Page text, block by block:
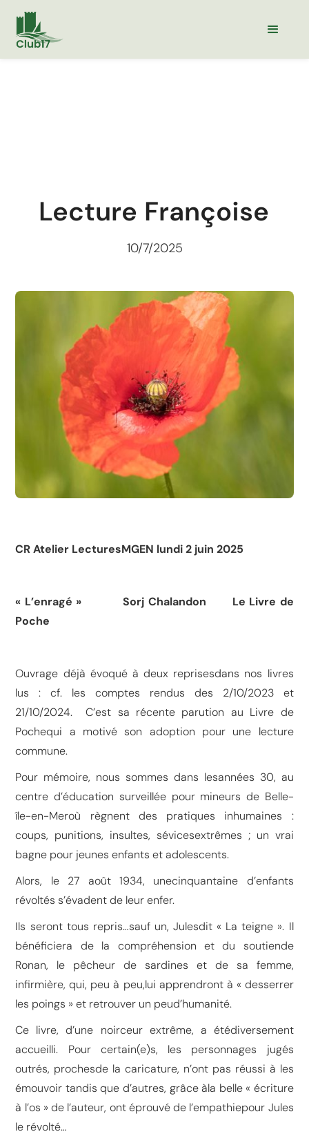
Lecture Françoise
10/7/2025
CR Atelier LecturesMGEN lundi 2 juin 2025
« L’enragé » Sorj Chalandon Le Livre de
Poche
Ouvrage déjà évoqué à deux reprisesdans nos livres
lus : cf. les comptes rendus des 2/10/2023 et
21/10/2024. C’est sa récente parution au Livre de
Pochequi a motivé son adoption pour une lecture
commune.
Pour mémoire, nous sommes dans lesannées 30, au
centre d’éducation surveillée pour mineurs de Belle-
île-en-Meroù règnent des pratiques inhumaines :
coups, punitions, insultes, sévicesextrêmes ; un vrai
bagne pour jeunes enfants et adolescents.
Alors, le 27 août 1934, unecinquantaine d’enfants
révoltés s’évadent de leur enfer.
Ils seront tous repris…sauf un, Julesdit « La teigne ». Il
bénéficiera de la compréhension et du soutiende
Ronan, le pêcheur de sardines et de sa femme,
infirmière, qui, peu à peu,lui apprendront à « desserrer
les poings » et retrouver un peud’humanité.
Ce livre, d’une noirceur extrême, a étédiversement
accueilli. Pour certain(e)s, les personnages jugés
outrés, prochesde la caricature, n’ont pas réussi à les
émouvoir tandis que d’autres, grâce àla belle « écriture
à l’os » de l’auteur, ont éprouvé de l’empathiepour Jules
le révolté…